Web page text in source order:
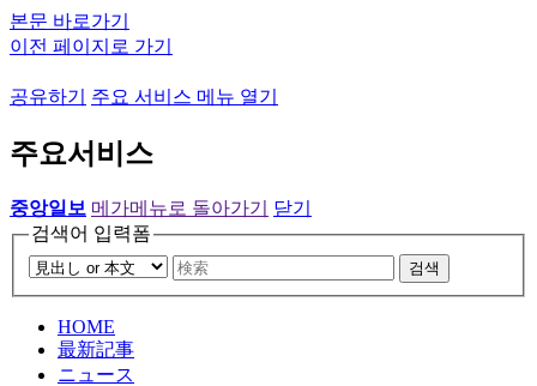
본문 바로가기
이전 페이지로 가기
공유하기 주요 서비스 메뉴 열기
주요서비스
중앙일보 메가메뉴로 돌아가기
닫기
검색어 입력폼
검색
HOME
最新記事
ニュース